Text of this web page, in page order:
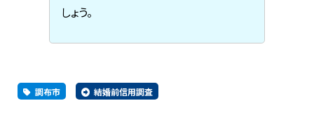
しょう。
調布市 結婚前信用調査